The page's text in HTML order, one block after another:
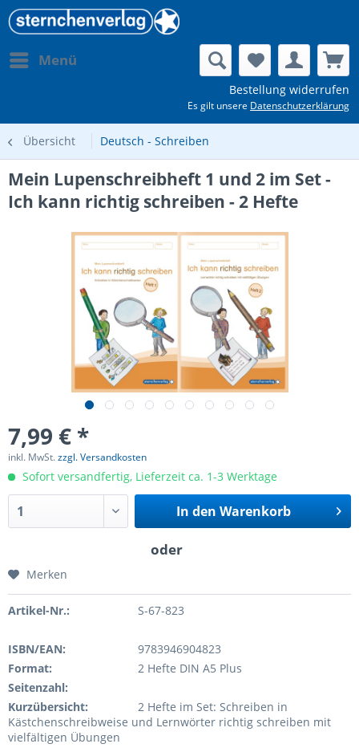
Menü
Bestellung widerrufen
Es gilt unsere Datenschutzerklärung
Übersicht Deutsch - Schreiben
Mein Lupenschreibheft 1 und 2 im Set -
Ich kann richtig schreiben - 2 Hefte
7,99 € *
inkl. MwSt.zzgl. Versandkosten
Sofort versandfertig, Lieferzeit ca. 1-3 Werktage
In den Warenkorb
Merken
Artikel-Nr.: S-67-823
ISBN/EAN:
9783946904823
Format:
2 Hefte DIN A5 Plus
Seitenzahl:
Kurzübersicht:
2 Hefte im Set: Schreiben in
Kästchenschreibweise und Lernwörter richtig schreiben mit
vielfältigen Übungen